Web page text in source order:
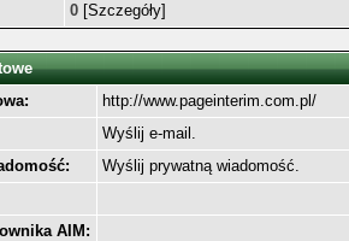
0[Szczegóły]
http://www.pageinterim.com.pl/
Wyślij e-mail.
Wyślij prywatną wiadomość.
AIM: